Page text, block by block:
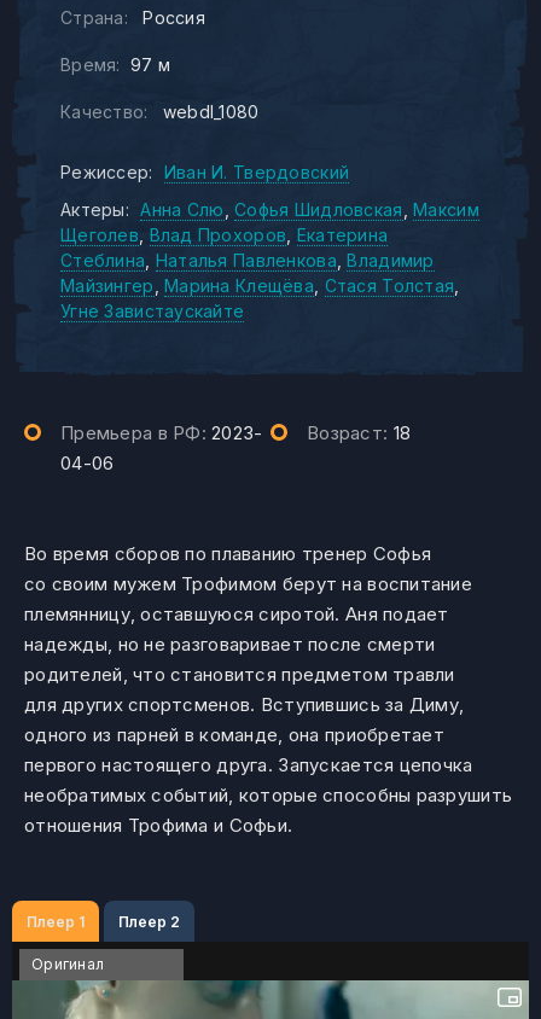
Страна: Россия
Время: 97 м
Качество: webdl_1080
Режиссер:
Иван И. Твердовский
Актеры:
Анна Слю Софья Шидловская Максим
Щеголев Влад Прохоров Екатерина
Стеблина Наталья Павленкова Владимир
Майзингер Марина Клещёва
Стася Толстая
Угне Завистаускайте
Премьера в РФ:2023-
04-06
Возраст: 18
Во время сборов по плаванию тренер Софья
со своим мужем Трофимом берут на воспитание
племянницу, оставшуюся сиротой. Аня подает
надежды, но не разговаривает после смерти
родителей, что становится предметом травли
для других спортсменов. Вступившись за Диму,
одного из парней в команде, она приобретает
первого настоящего друга. Запускается цепочка
необратимых событий, которые способны разрушить
отношения Трофима и Софьи.
Плеер 1 Плеер 2
Оригинал